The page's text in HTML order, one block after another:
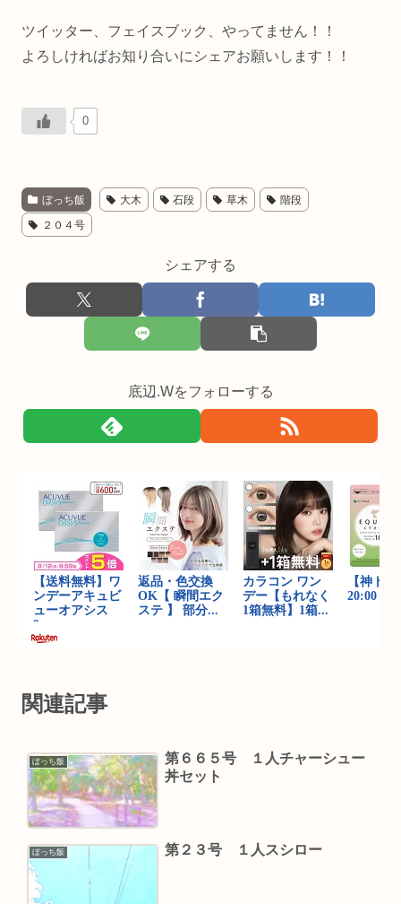
ツイッター、フェイスブック、やってません！！
よろしければお知り合いにシェアお願いします！！
0
ぼっち飯 大木 石段 草木 階段
２０４号
シェアする
底辺.Wをフォローする
関連記事
ぼっち飯
第６６５号 １人チャーシュー
丼セット
ぼっち飯 第２３号 １人スシロー